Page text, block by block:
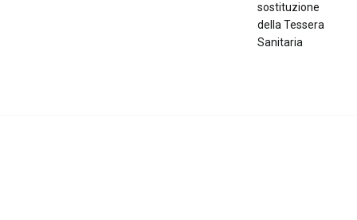
sostituzione
della Tessera
Sanitaria